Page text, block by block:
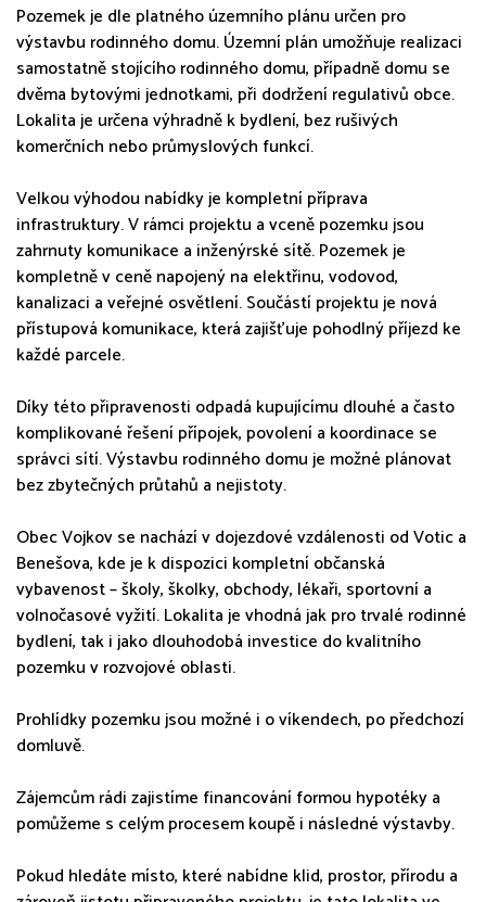
Pozemek je dle platného územního plánu určen pro
výstavbu rodinného domu. Územní plán umožňuje realizaci
samostatně stojícího rodinného domu, případně domu se
dvěma bytovými jednotkami, při dodržení regulativů obce.
Lokalita je určena výhradně k bydlení, bez rušivých
komerčních nebo průmyslových funkcí.
Velkou výhodou nabídky je kompletní příprava
infrastruktury. V rámci projektu a vceně pozemku jsou
zahrnuty komunikace a inženýrské sítě. Pozemek je
kompletně v ceně napojený na elektřinu, vodovod,
kanalizaci a veřejné osvětlení. Součástí projektu je nová
přístupová komunikace, která zajišťuje pohodlný příjezd ke
každé parcele.
Díky této připravenosti odpadá kupujícímu dlouhé a často
komplikované řešení přípojek, povolení a koordinace se
správci sítí. Výstavbu rodinného domu je možné plánovat
bez zbytečných průtahů a nejistoty.
Obec Vojkov se nachází v dojezdové vzdálenosti od Votic a
Benešova, kde je k dispozici kompletní občanská
vybavenost – školy, školky, obchody, lékaři, sportovní a
volnočasové vyžití. Lokalita je vhodná jak pro trvalé rodinné
bydlení, tak i jako dlouhodobá investice do kvalitního
pozemku v rozvojové oblasti.
Prohlídky pozemku jsou možné i o víkendech, po předchozí
domluvě.
Zájemcům rádi zajistíme financování formou hypotéky a
pomůžeme s celým procesem koupě i následné výstavby.
Pokud hledáte místo, které nabídne klid, prostor, přírodu a